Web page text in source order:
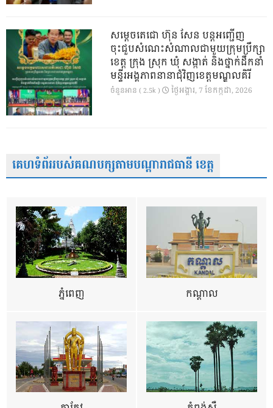
សម្តេចតេជោ ហ៊ុន សែន បន្តអញ្ជើញ
ចុះជួបសំណេះសំណាលជាមួយក្រុមប្រឹក្សា
ខេត្ត ក្រុង ស្រុក ឃុំ សង្កាត់ និងថ្នាក់ដឹកនាំ
មន្ទីរអង្គភាពនានាជុំវិញខេត្តមណ្ឌលគិរី
ចំនួនអាន ( 2.5k ) ថ្ងៃ​អង្គារ, 7 ខែ​កក្កដា, 2026
គេហទំព័ររបស់គណបក្សតាមបណ្តារាជធានី ខេត្ត
ភ្នំពេញ កណ្តាល